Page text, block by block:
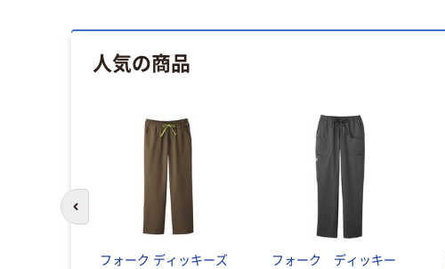
人気の商品
フォーク ディッキーズ
フォーク ディッキー
前のスライドへ